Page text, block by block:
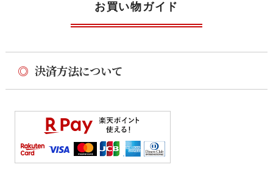
お買い物ガイド
◎ 決済方法について